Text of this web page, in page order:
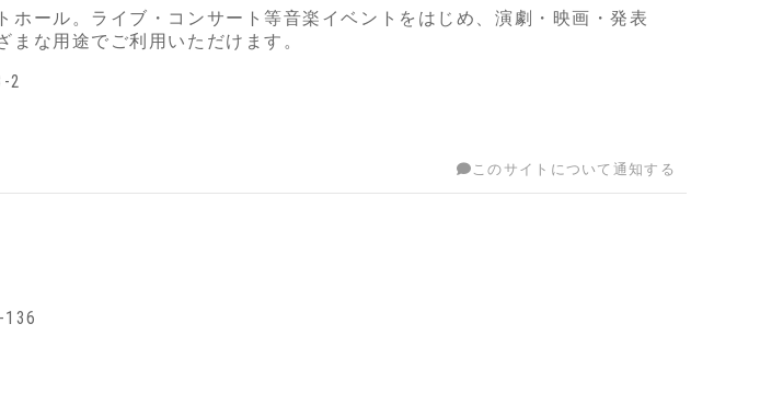
ホール。ライブ・コンサート等音楽イベントをはじめ、演劇・映画・発表
な用途でご利用いただけます。
2
このサイトについて通知する